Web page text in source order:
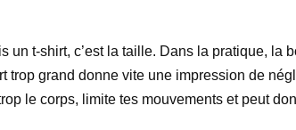
un t-shirt, c’est la taille. Dans la pratique,
trop grand donne vite une impression de
le corps, limite tes mouvements et peut